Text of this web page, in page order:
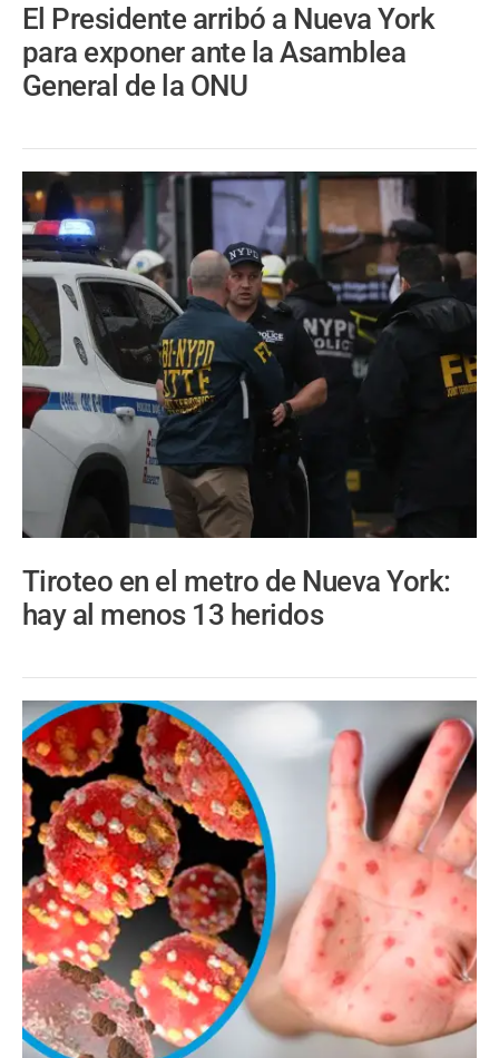
El Presidente arribó a Nueva York
para exponer ante la Asamblea
General de la ONU
Tiroteo en el metro de Nueva York:
hay al menos 13 heridos